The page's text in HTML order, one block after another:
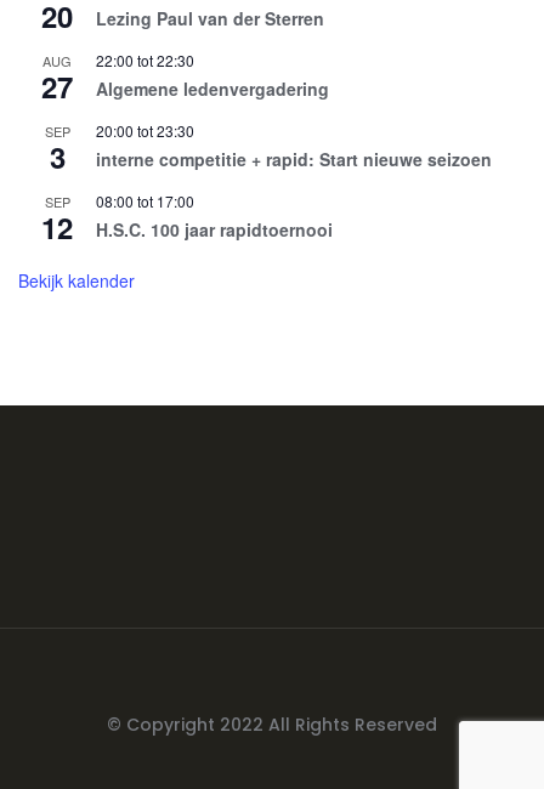
20 Lezing Paul van der Sterren
AUG
27
22:00 tot22:30
Algemene ledenvergadering
SEP
3
20:00 tot23:30
interne competitie + rapid: Start nieuwe seizoen
SEP
12
08:00 tot 17:00
H.S.C. 100 jaar rapidtoernooi
Bekijk kalender
© Copyright 2022 All Rights Reserved